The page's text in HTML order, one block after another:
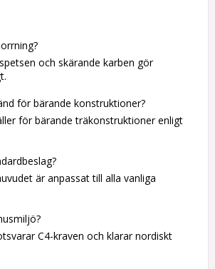
och skärande karben gör
för bärande konstruktioner?
för bärande träkonstruktioner enligt
är anpassat till alla vanliga
C4-kraven och klarar nordiskt